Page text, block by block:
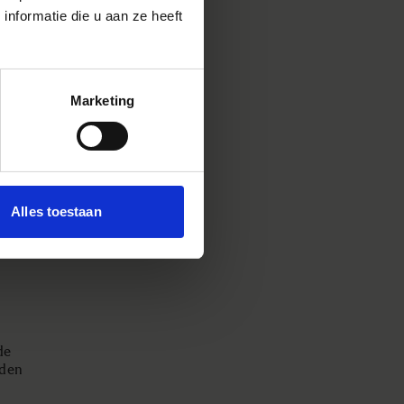
die u aan ze heeft
Marketing
Alles toestaan
bij
op
we